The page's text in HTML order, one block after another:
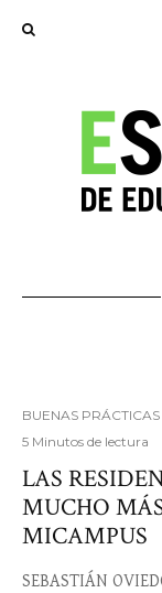
BUENAS PRÁCTICAS
5 Minutos de lectura
LAS
MUCHO
MICAMPUS
SEBASTIÁN